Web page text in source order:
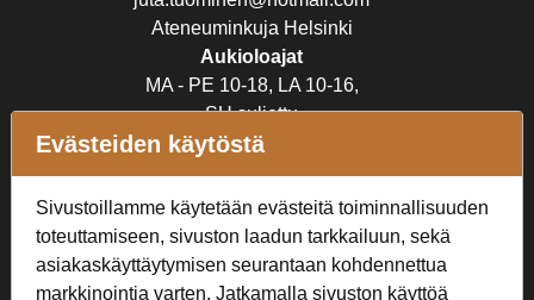
Ateneuminkuja Helsinki
Aukioloajat
MA - PE 10-18, LA 10-16,
SU suljettu
Verkkokauppa
Tilaus- ja toimitusehdot
Rekisteriseloste
Evästeiden käytöstä
Sivustoillamme käytetään evästeitä toiminnallisuuden
toteuttamiseen, sivuston laadun tarkkailuun, sekä
asiakaskäyttäytymisen seurantaan kohdennettua
markkinointia varten. Jatkamalla sivuston käyttöä